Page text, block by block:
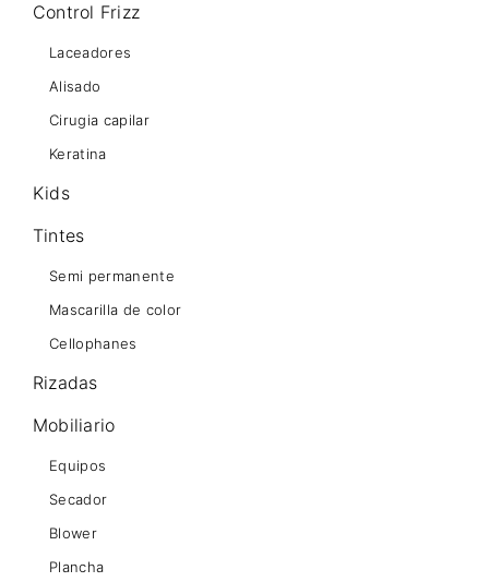
Control Frizz
Laceadores
Alisado
Cirugia capilar
Keratina
Kids
Tintes
Semi permanente
Mascarilla de color
Cellophanes
Rizadas
Mobiliario
Equipos
Secador
Blower
Plancha